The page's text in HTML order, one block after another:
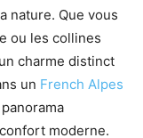
nature. Que vous
ou les collines
charme distinct
un French Alpes
moderne.